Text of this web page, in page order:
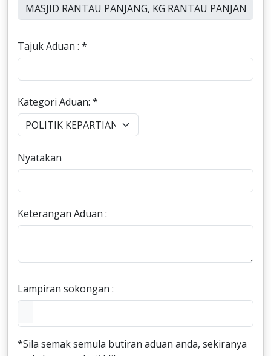
Tajuk Aduan : *
Kategori Aduan: *
Nyatakan
Keterangan Aduan :
Lampiran sokongan :
*Sila semak semula butiran aduan anda, sekiranya